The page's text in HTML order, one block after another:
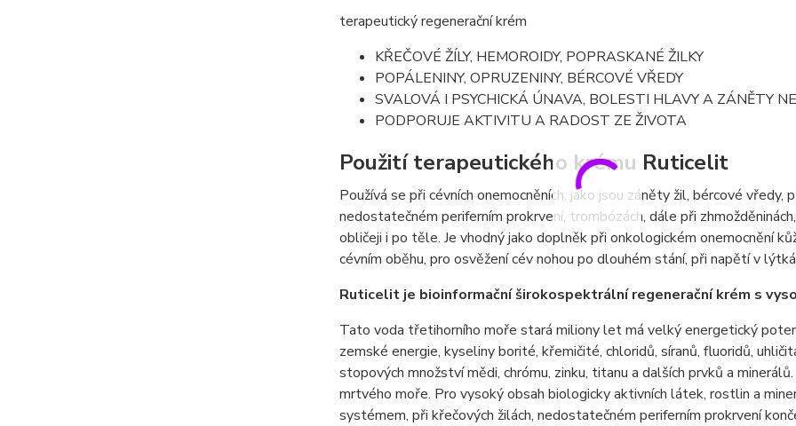
terapeutický regenerační krém
KŘEČOVÉ ŽÍLY, HEMOROIDY, POPRASKANÉ ŽILKY
POPÁLENINY, OPRUZENINY, BÉRCOVÉ VŘEDY
SVALOVÁ I PSYCHICKÁ ÚNAVA, BOLESTI HLAVY A ZÁNĚTY
PODPORUJE AKTIVITU A RADOST ZE ŽIVOTA
Použití terapeutického krému Ruticelit
Používá se při cévních onemocněních, jako jsou záněty žil, bércové vředy,
nedostatečném periferním prokrvení, trombózách, dále při
obličeji i po těle. Je vhodný jako doplněk při onkologickém onemocnění
cévním oběhu, pro osvěžení cév nohou po dlouhém stání, při napětí v
Ruticelit je bioinformační širokospektrální regenerační krém s
Tato voda třetihorního moře stará miliony let má velký energetický
zemské energie, kyseliny borité, křemičité, chloridů, síranů, fluoridů,
stopových množství mědi, chrómu, zinku, titanu a dalších prvků a
mrtvého moře. Pro vysoký obsah biologicky aktivních látek, rostlin a
systémem, při křečových žilách, nedostatečném periferním prokrvení